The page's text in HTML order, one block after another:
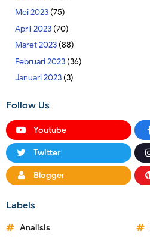
Mei 2023(75)
April 2023(70)
Maret 2023(88)
Februari 2023(36)
Januari 2023(3)
Follow Us
Youtube
Twitter
Blogger
Labels
Analisis